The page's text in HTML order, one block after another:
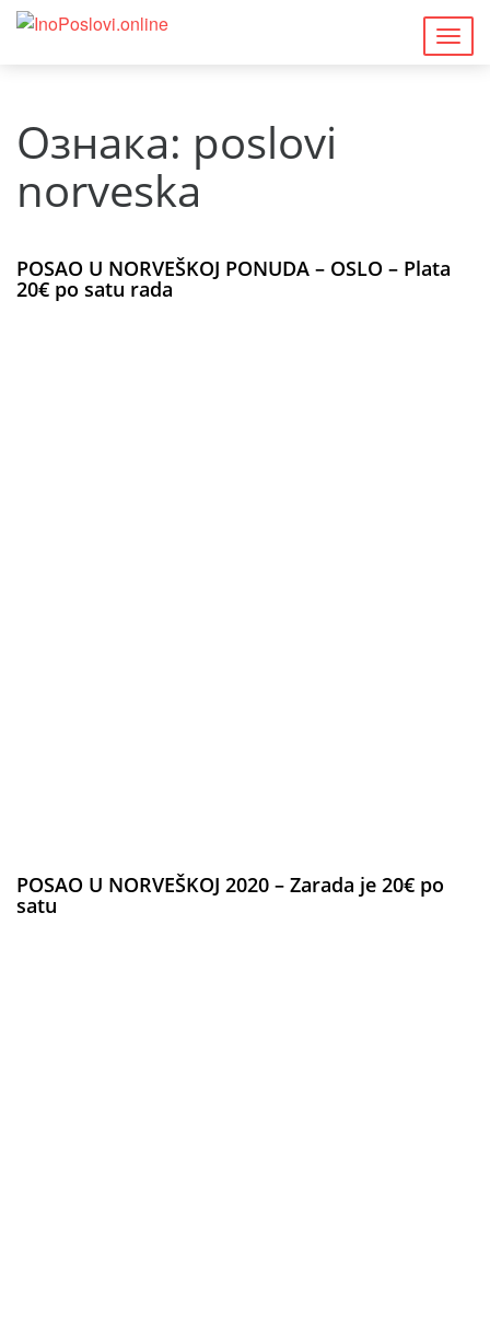
Ознака: poslovi
norveska
POSAO U NORVEŠKOJ PONUDA – OSLO – Plata
20€ po satu rada
POSAO U NORVEŠKOJ 2020 – Zarada je 20€ po
satu